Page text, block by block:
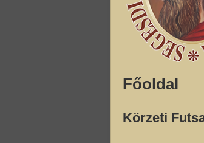
Főoldal
Körzeti